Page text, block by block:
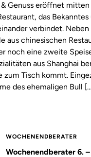
Genuss eröffnet
das Bekanntes
verbindet. Neben
aus chinesischen
noch eine zweite
aus Shanghai
zum Tisch kommt.
des ehemaligen Bull
WOCHENENDBERATER
Wochenendberater 6.